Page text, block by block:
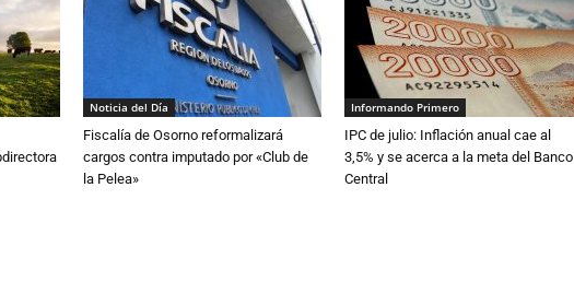
Noticia del Día
Fiscalía de Osorno reformalizará
cargos contra imputado por «Club de
la Pelea»
Informando Primero
IPC de julio: Inflación anual cae al
3,5% y se acerca a la meta del Banco
Central